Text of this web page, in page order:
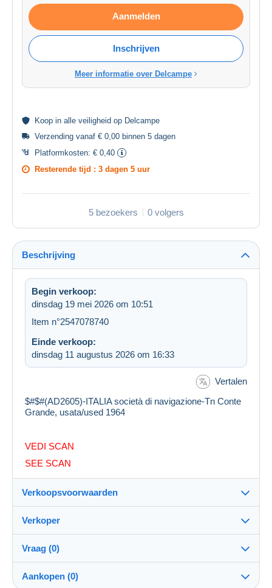
Aanmelden
Inschrijven
Meer informatie over Delcampe
Koop in alle veiligheid op Delcampe
Verzending vanaf € 0,00 binnen 5 dagen
Platformkosten: € 0,40
Resterende tijd : 3 dagen 5 uur
5 bezoekers 0 volgers
Beschrijving
Begin verkoop:
dinsdag 19 mei 2026 om 10:51
Item n°2547078740
Einde verkoop:
dinsdag 11 augustus 2026 om 16:33
Vertalen
$#$#(AD2605)-ITALIA società di navigazione-Tn Conte
Grande, usata/used 1964
VEDI SCAN
SEE SCAN
Verkoopsvoorwaarden
Details van de verkoopvoorwaarden
Verzending na betaling binnen 5 dagen
Verkoper
antlun10100%(789x)
PRO
Vraag (0)
Aankopen (0)